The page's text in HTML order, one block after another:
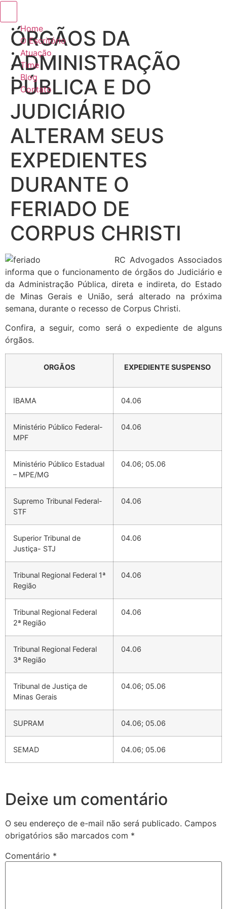
Home
O Escritório
Atuação
Time
Blog
Contato
ÓRGÃOS DA
ADMINISTRAÇÃO
PÚBLICA E DO
JUDICIÁRIO
ALTERAM SEUS
EXPEDIENTES
DURANTE O
FERIADO DE
CORPUS CHRISTI
RC Advogados Associados
informa que o funcionamento de órgãos do Judiciário e
da Administração Pública, direta e indireta, do Estado
de Minas Gerais e União, será alterado na próxima
semana, durante o recesso de Corpus Christi.
Confira, a seguir, como será o expediente de alguns
órgãos.
ORGÃOS EXPEDIENTE SUSPENSO
IBAMA 04.06
Ministério Público Federal-
MPF
04.06
Ministério Público Estadual
– MPE/MG
04.06; 05.06
Supremo Tribunal Federal-
STF
04.06
Superior Tribunal de
Justiça- STJ
04.06
Tribunal Regional Federal 1ª
Região
04.06
Tribunal Regional Federal
2ª Região
04.06
Tribunal Regional Federal
3ª Região
04.06
Tribunal de Justiça de
Minas Gerais
04.06; 05.06
SUPRAM 04.06; 05.06
SEMAD 04.06; 05.06
Deixe um comentário
O seu endereço de e-mail não será publicado. Campos
obrigatórios são marcados com *
Comentário *